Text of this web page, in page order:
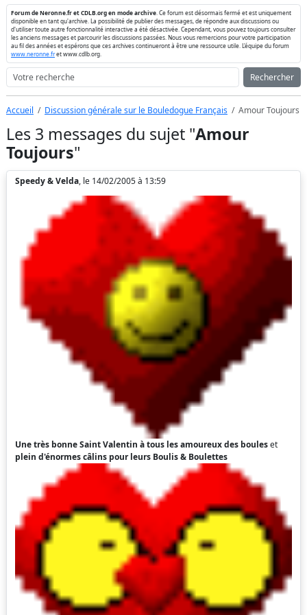
Forum de Neronne.fr et CDLB.org en mode archive . Ce forum est désormais fermé et est uniquement
disponible en tant qu'archive. La possibilité de publier des messages, de répondre aux discussions ou
d'utiliser toute autre fonctionnalité interactive a été désactivée. Cependant, vous pouvez toujours consulter
les anciens messages et parcourir les discussions passées. Nous vous remercions pour votre participation
au fil des années et espérons que ces archives continueront à être une ressource utile. L'équipe du forum
www.neronne.fret www.cdlb.org.
Rechercher
Accueil Discussion générale sur le Bouledogue Français Amour Toujours
Les 3 messages du sujet "Amour
Toujours"
Speedy & Velda, le 14/02/2005 à 13:59
Une très bonne Saint Valentin à tous les amoureux des bouleset
plein d'énormes câlins pour leurs Boulis & Boulettes